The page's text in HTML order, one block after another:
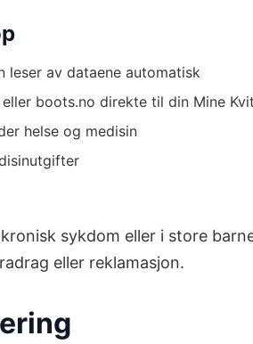
leser av dataene automatisk
boots.no direkte til din Mine
helse og medisin
sykdom eller i store
eller reklamasjon.